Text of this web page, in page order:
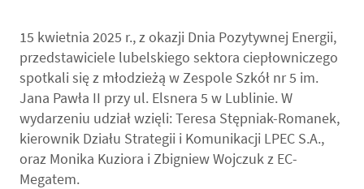
15 kwietnia 2025 r., z okazji Dnia Pozytywnej Energii,
przedstawiciele lubelskiego sektora ciepłowniczego
spotkali się z młodzieżą w Zespole Szkół nr 5 im.
Jana Pawła II przy ul. Elsnera 5 w Lublinie. W
wydarzeniu udział wzięli:Teresa Stępniak-Romanek,
kierownik Działu Strategii i Komunikacji LPEC S.A.,
oraz Monika Kuziora i Zbigniew Wojczuk z EC-
Megatem.